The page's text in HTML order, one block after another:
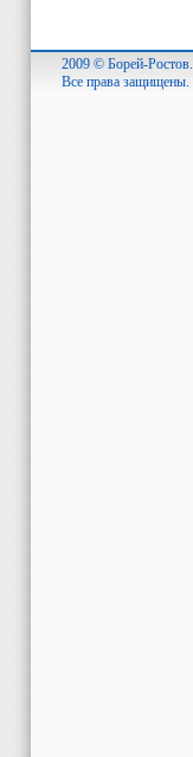
2009 © Борей-Ростов.
Все права защищены.